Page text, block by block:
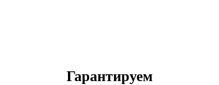
Гарантируем